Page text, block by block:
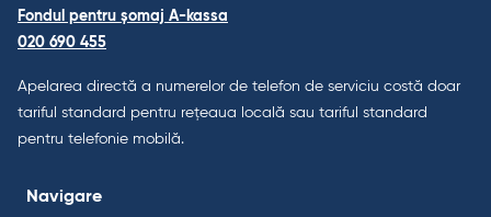
Fondul pentru șomaj A-kassa
020 690 455
Apelarea directă a numerelor de telefon de serviciu costă doar
tariful standard pentru rețeaua locală sau tariful standard
pentru telefonie mobilă.
Navigare